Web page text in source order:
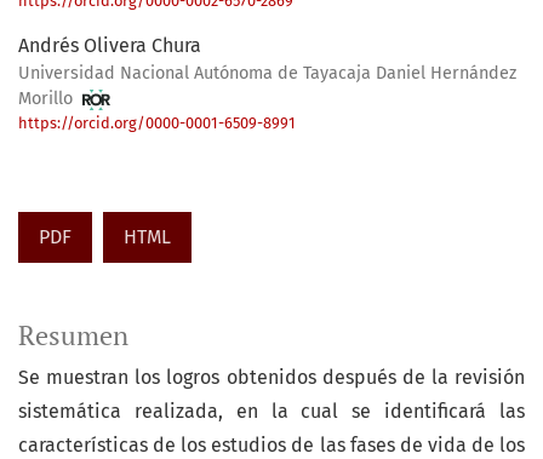
Andrés Olivera Chura
Universidad Nacional Autónoma de Tayacaja Daniel Hernández
Morillo
https://orcid.org/0000-0001-6509-8991
PDF HTML
Resumen
Se muestran los logros obtenidos después de la revisión
sistemática realizada, en la cual se identificará las
características de los estudios de las fases de vida de los